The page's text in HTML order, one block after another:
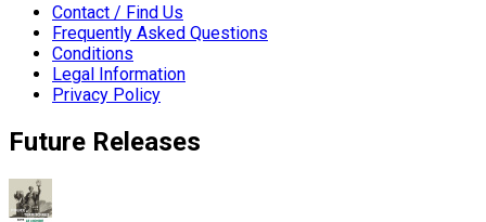
Contact / Find Us
Frequently Asked Questions
Conditions
Legal Information
Privacy Policy
Future Releases